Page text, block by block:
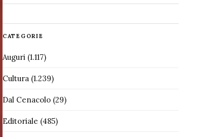
CATEGORIE
Auguri(1.117)
Cultura(1.239)
Dal Cenacolo(29)
Editoriale (485)